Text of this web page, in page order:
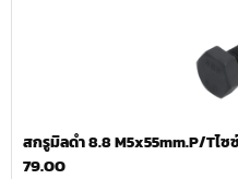
สกรูมิลดำ 8.8 M5x55mm.P/Tไซ
79.00